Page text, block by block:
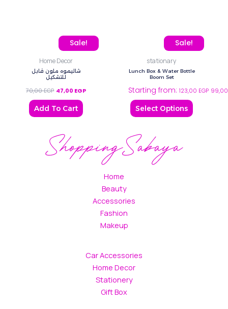
Sale!
Home Decor
شاليموه ملون قابل
للتشكيل
70,00EGP
Original price was: 70,00 EGP.
47,00 EGP
Current price is: 47,00 EGP.
Add To Cart
Sale!
stationary
Lunch Box & Water Bottle
Boom Set
Starting from: 123,00 EGP
Select Options
This
product
variants.
The
options
Home
Beauty
Accessories
Fashion
Makeup
Car Accessories
Home Decor
Stationery
Gift Box